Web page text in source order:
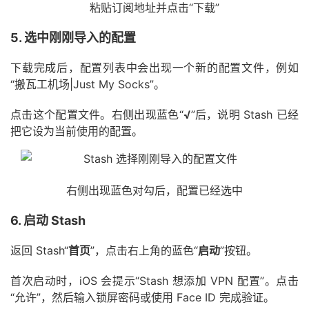
粘贴订阅地址并点击“下载”
5. 选中刚刚导入的配置
下载完成后，配置列表中会出现一个新的配置文件，例如
“搬瓦工机场|Just My Socks”。
点击这个配置文件。右侧出现蓝色“√”后，说明 Stash 已经
把它设为当前使用的配置。
右侧出现蓝色对勾后，配置已经选中
6. 启动 Stash
返回 Stash“首页”，点击右上角的蓝色“启动”按钮。
首次启动时，iOS 会提示“Stash 想添加 VPN 配置”。点击
“允许”，然后输入锁屏密码或使用 Face ID 完成验证。